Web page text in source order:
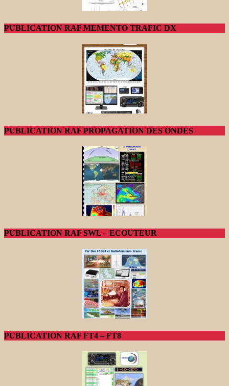
PUBLICATION RAF MEMENTO TRAFIC DX
PUBLICATION RAF PROPAGATION DES ONDES
PUBLICATION RAF SWL – ECOUTEUR
PUBLICATION RAF FT4 – FT8